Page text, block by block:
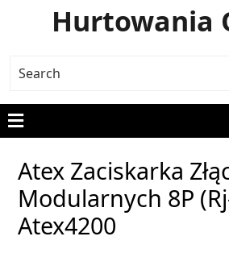
Hurtowania
Atex Zaciskarka
Modularnych 8P
Atex4200